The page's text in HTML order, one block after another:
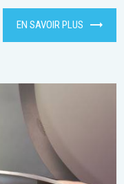
EN SAVOIR PLUS